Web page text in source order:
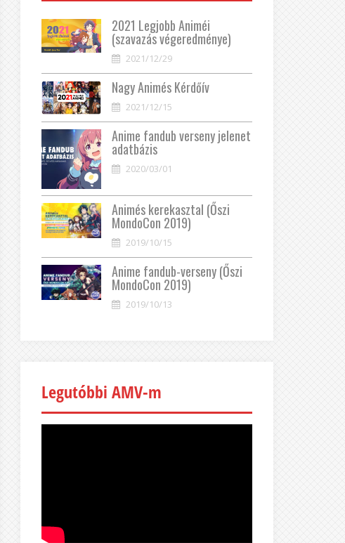
2021 Legjobb Animéi
(szavazás végeredménye)
2021/12/29
Nagy Animés Kérdőív
2021/12/15
Anime fandub verseny jelenet
adatbázis
2020/03/01
Animés kerekasztal (Őszi
MondoCon 2019)
2019/10/15
Anime fandub-verseny (Őszi
MondoCon 2019)
2019/10/13
Legutóbbi AMV-m